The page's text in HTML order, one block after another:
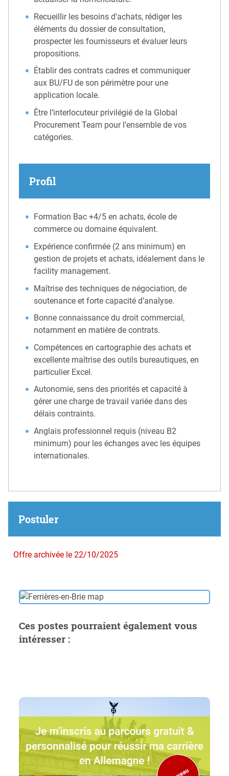
Recueillir les besoins d’achats, rédiger les
éléments du dossier de consultation,
prospecter les fournisseurs et évaluer leurs
propositions.
Établir des contrats cadres et communiquer
aux BU/FU de son périmètre pour une
application locale.
Être l’interlocuteur privilégié de la Global
Procurement Team pour l’ensemble de vos
catégories.
Profil
Formation Bac +4/5 en achats, école de
commerce ou domaine équivalent.
Expérience confirmée (2 ans minimum) en
gestion de projets et achats, idéalement dans le
facility management.
Maîtrise des techniques de négociation, de
soutenance et forte capacité d’analyse.
Bonne connaissance du droit commercial,
notamment en matière de contrats.
Compétences en cartographie des achats et
excellente maîtrise des outils bureautiques, en
particulier Excel.
Autonomie, sens des priorités et capacité à
gérer une charge de travail variée dans des
délais contraints.
Anglais professionnel requis (niveau B2
minimum) pour les échanges avec les équipes
internationales.
Postuler
Offre archivée le 22/10/2025
Ces postes pourraient également vous
intéresser :